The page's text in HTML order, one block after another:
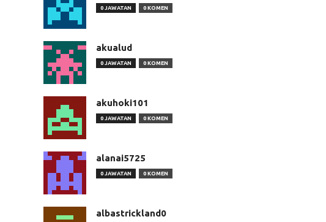
0 JAWATAN 0 KOMEN
akualud
0 JAWATAN 0 KOMEN
akuhoki101
0 JAWATAN 0 KOMEN
alanai5725
0 JAWATAN 0 KOMEN
albastrickland0